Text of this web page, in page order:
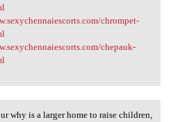
chrompet-
chepauk-
why is a larger home to raise children,